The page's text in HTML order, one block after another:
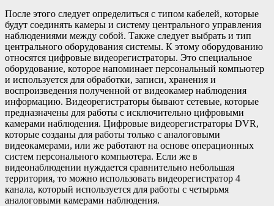
После этого следует определиться с типом кабелей, которые
будут соединять камеры и систему центрального управления
наблюдениями между собой. Также следует выбрать и тип
центрального оборудования системы. К этому оборудованию
относятся цифровые видеорегистраторы. Это специальное
оборудование, которое напоминает персональный компьютер
и используется для обработки, записи, хранения и
воспроизведения полученной от видеокамер наблюдения
информацию. Видеорегистраторы бывают сетевые, которые
предназначены для работы с исключительно цифровыми
камерами наблюдения. Цифровые видеорегистраторы DVR,
которые созданы для работы только с аналоговыми
видеокамерами, или же работают на основе операционных
систем персонального компьютера. Если же в
видеонаблюдении нуждается сравнительно небольшая
территория, то можно использовать видеорегистратор 4
канала, который используется для работы с четырьмя
аналоговыми камерами наблюдения.